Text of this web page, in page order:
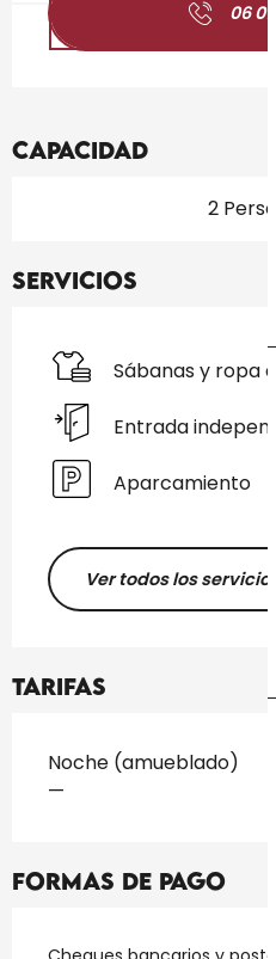
06 07
Capacidad
2
Servicios
Sábanas y ropa
Entrada
Aparcamiento
Ver todos los servicios
Tarifas
Tarifas 2026
Noche (amueblado)
—
Formas de pago